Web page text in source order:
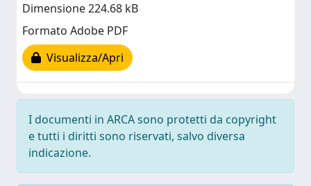
Dimensione 224.68 kB
Formato Adobe PDF
Visualizza/Apri
I documenti in ARCA sono protetti da copyright
e tutti i diritti sono riservati, salvo diversa
indicazione.